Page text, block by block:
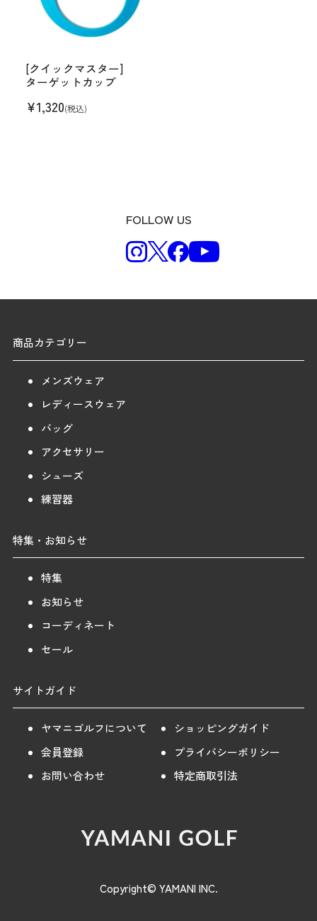
[クイックマスター]
ターゲットカップ
¥1,320(税込)
FOLLOW US
商品カテゴリー
メンズウェア
レディースウェア
バッグ
アクセサリー
シューズ
練習器
特集・お知らせ
特集
お知らせ
コーディネート
セール
サイトガイド
ヤマニゴルフについて
ショッピングガイド
会員登録
プライバシーポリシー
お問い合わせ
特定商取引法
Copyright© YAMANI INC.